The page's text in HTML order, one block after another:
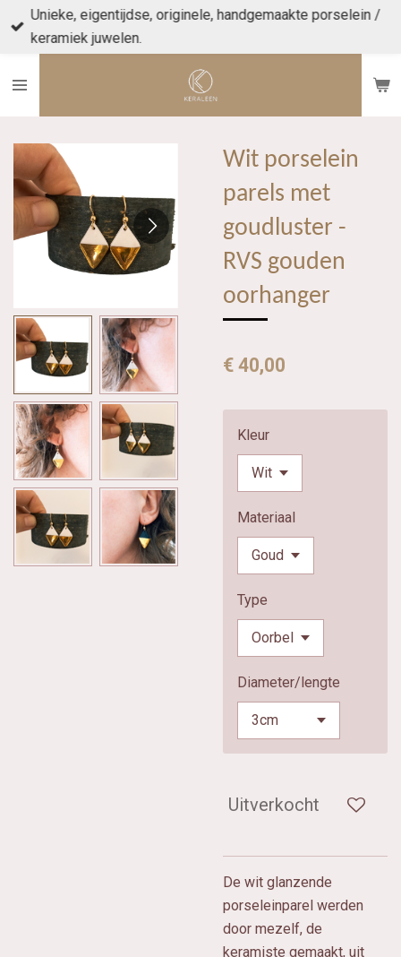
Ga
direct
de
Unieke, eigentijdse, originele, handgemaakte porselein /
keramiek juwelen.
Wit porselein
parels met
goudluster -
RVS gouden
oorhanger
€ 40,00
Kleur
Materiaal
Type
Diameter/lengte
Uitverkocht
De wit glanzende
porseleinparel werden
door mezelf, de
keramiste gemaakt, uit